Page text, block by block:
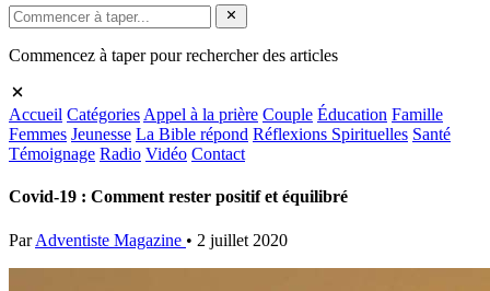
Commencez à taper pour rechercher des articles
Accueil Catégories Appel à la prière Couple Éducation Famille
Femmes Jeunesse La Bible répond Réflexions Spirituelles Santé
Témoignage Radio Vidéo Contact
Covid-19 : Comment rester positif et équilibré
Par Adventiste Magazine • 2 juillet 2020